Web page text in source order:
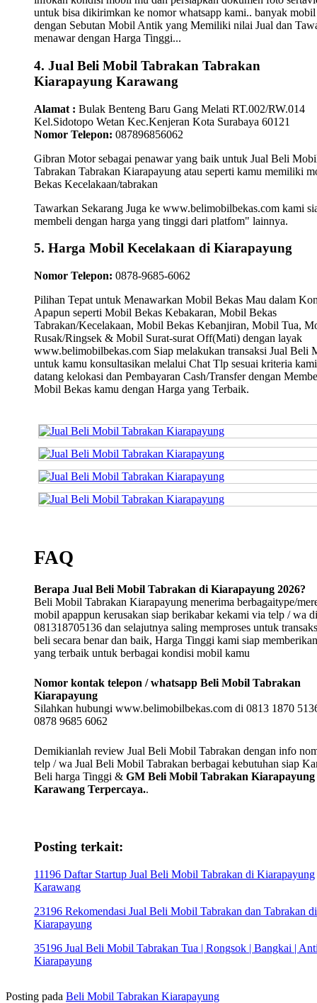
untuk bisa dikirimkan ke nomor whatsapp kami.. banyak mobil
dengan Sebutan Mobil Antik yang Memiliki nilai Jual dan
menawar dengan Harga Tinggi...
4. Jual Beli Mobil Tabrakan Tabrakan
Kiarapayung Karawang
Alamat : Bulak Benteng Baru Gang Melati RT.002/RW.014
Kel.Sidotopo Wetan Kec.Kenjeran Kota Surabaya 60121
Nomor Telepon: 087896856062
Gibran Motor sebagai penawar yang baik untuk Jual Beli
Tabrakan Tabrakan Kiarapayung atau seperti kamu memiliki
Bekas Kecelakaan/tabrakan
Tawarkan Sekarang Juga ke www.belimobilbekas.com kami
membeli dengan harga yang tinggi dari platfom" lainnya.
5. Harga Mobil Kecelakaan di Kiarapayung
Nomor Telepon: 0878-9685-6062
Pilihan Tepat untuk Menawarkan Mobil Bekas Mau dalam
Apapun seperti Mobil Bekas Kebakaran, Mobil Bekas
Tabrakan/Kecelakaan, Mobil Bekas Kebanjiran, Mobil Tua,
Rusak/Ringsek & Mobil Surat-surat Off(Mati) dengan layak
www.belimobilbekas.com Siap melakukan transaksi Jual Beli
untuk kamu konsultasikan melalui Chat Tlp sesuai kriteria
datang kelokasi dan Pembayaran Cash/Transfer dengan
Mobil Bekas kamu dengan Harga yang Terbaik.
FAQ
Berapa Jual Beli Mobil Tabrakan di Kiarapayung 2026?
Beli Mobil Tabrakan Kiarapayung menerima berbagaitype/
mobil apappun kerusakan siap berikabar kekami via telp / wa di
081318705136 dan selajutnya saling memproses untuk
beli secara benar dan baik, Harga Tinggi kami siap memberikan
yang terbaik untuk berbagai kondisi mobil kamu
Nomor kontak telepon / whatsapp Beli Mobil Tabrakan
Kiarapayung
Silahkan hubungi www.belimobilbekas.com di 0813 1870
0878 9685 6062
Demikianlah review Jual Beli Mobil Tabrakan dengan info
telp / wa Jual Beli Mobil Tabrakan berbagai kebutuhan siap
Beli harga Tinggi & GM Beli Mobil Tabrakan Kiarapayung
Karawang Terpercaya..
Posting terkait:
11196 Daftar Startup Jual Beli Mobil Tabrakan di Kiarapayung
Karawang
23196 Rekomendasi Jual Beli Mobil Tabrakan dan Tabrakan di
Kiarapayung
35196 Jual Beli Mobil Tabrakan Tua | Rongsok | Bangkai |
Kiarapayung
Posting pada Beli Mobil Tabrakan Kiarapayung